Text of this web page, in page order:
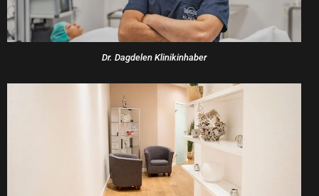
Dr. Dagdelen Klinikinhaber